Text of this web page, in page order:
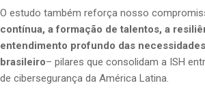
O estudo também reforça nosso
contínua, a formação de talentos, a
entendimento profundo das
brasileiro– pilares que consolidam a ISH
de cibersegurança da América Latina.